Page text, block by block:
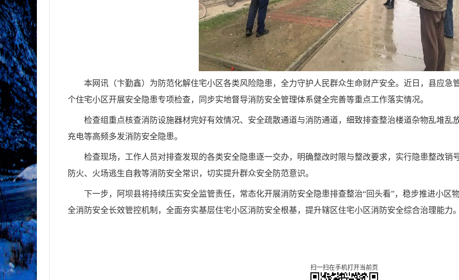
本网讯（卞勤鑫） 为防范化解住宅小区各类风险隐患，全力守护人民群众生命财产安全。 近日，县应急
个住宅小区开展安全隐患专项检查，同步实地督导消防安全管理体系健全完善等重点工作落实情况。
检查组重点核查消防设施器材完好有效情况、安全疏散通道与消防通道，细致排查整治楼道杂物乱堆乱
充电等高频多发消防安全隐患。
检查现场，工作人员对排查发现的各类安全隐患逐一交办，明确整改时限与整改要求，实行隐患整改销
防火、火场逃生自救等消防安全常识，切实提升群众安全防范意识。
下一步， 阿坝县将持续压实安全监管责任，常态化开展消防安全隐患排查整治“回头看”，稳步推进小区
全消防安全长效管控机制，全面夯实基层住宅小区消防安全根基，提升辖区住宅小区消防安全综合治理能力
扫一扫在手机打开当前页